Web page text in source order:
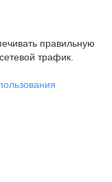
правильную
трафик.